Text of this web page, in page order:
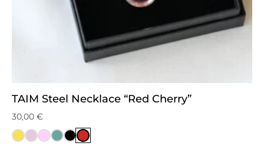
TAIM Steel Necklace “Red Cherry”
30,00 €